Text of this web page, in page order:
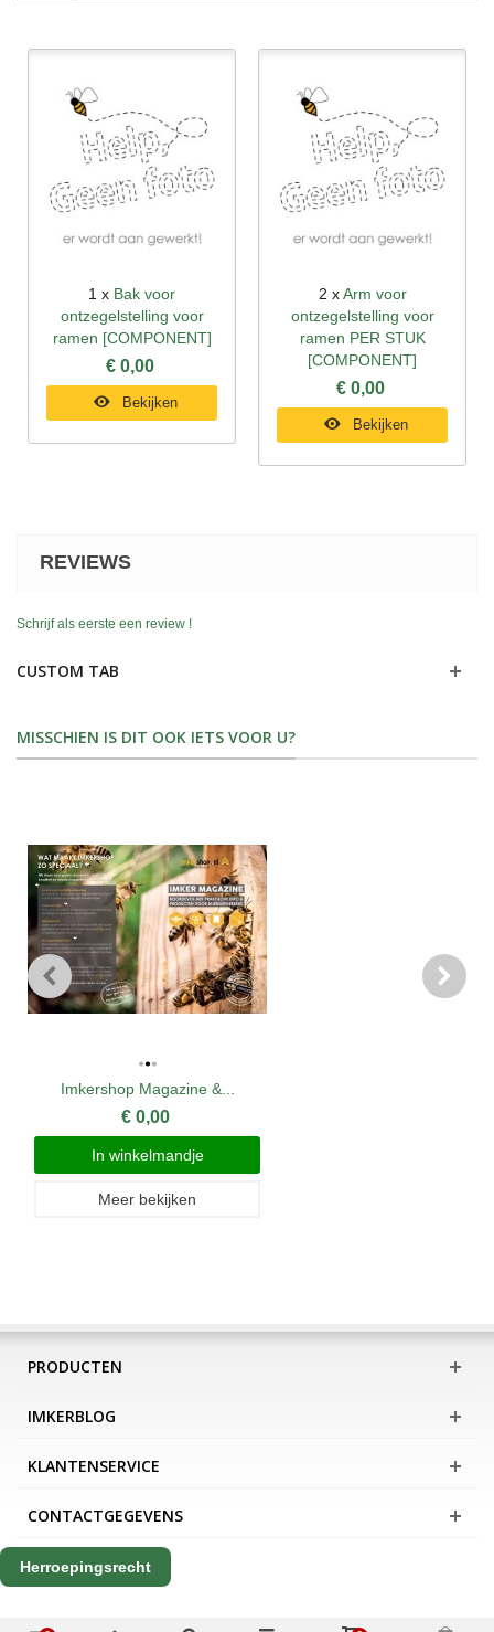
1 x Bak voor
ontzegelstelling voor
ramen [COMPONENT]
€ 0,00
Bekijken
2 xArm voor
ontzegelstelling voor
ramen PER STUK
[COMPONENT]
€ 0,00
Bekijken
REVIEWS
Schrijf als eerste een review !
CUSTOM TAB
MISSCHIEN IS DIT OOK IETS VOOR U?
Imkershop Magazine &...
€ 0,00
In winkelmandje
Meer bekijken
PRODUCTEN
IMKERBLOG
KLANTENSERVICE
CONTACTGEGEVENS
Herroepingsrecht